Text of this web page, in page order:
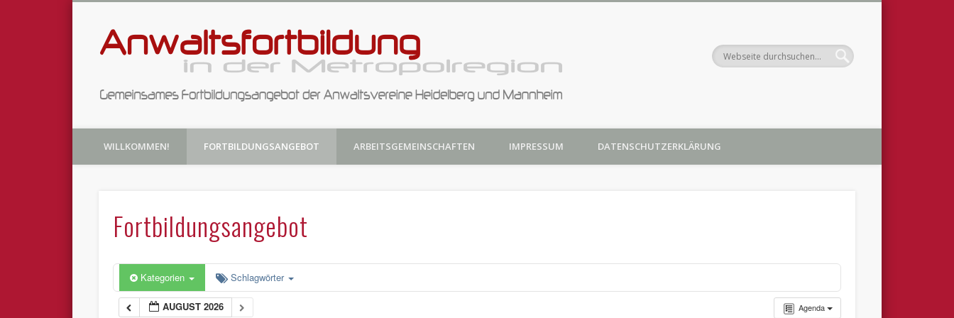
Anwaltsfortbildung in der
Metropolregion
Fortbildungsangebote der Anwaltsvereine Heidelberg und Mannheim
WILLKOMMEN! FORTBILDUNGSANGEBOT ARBEITSGEMEINSCHAFTEN IMPRESSUM DATENSCHUTZERKLÄRUNG
Fortbildungsangebot
Kategorien Schlagwörter
Agenda
AUGUST 2026